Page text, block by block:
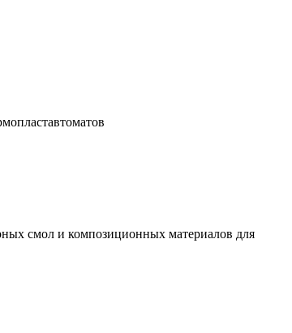
смол и композиционных материалов для